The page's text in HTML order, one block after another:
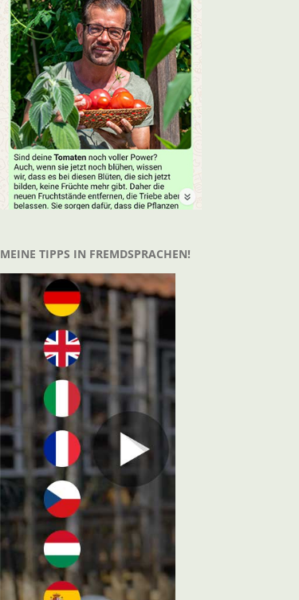
MEINE TIPPS IN FREMDSPRACHEN!